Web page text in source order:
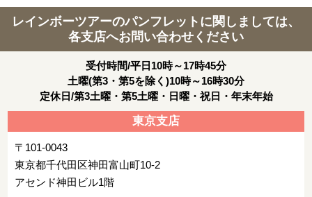
レインボーツアーのパンフレットに関しましては、
各支店へお問い合わせください
受付時間/平日10時～17時45分
土曜(第3・第5を除く)10時～16時30分
定休日/第3土曜・第5土曜・日曜・祝日・年末年始
東京支店
〒101-0043
東京都千代田区神田富山町10-2
アセンド神田ビル1階